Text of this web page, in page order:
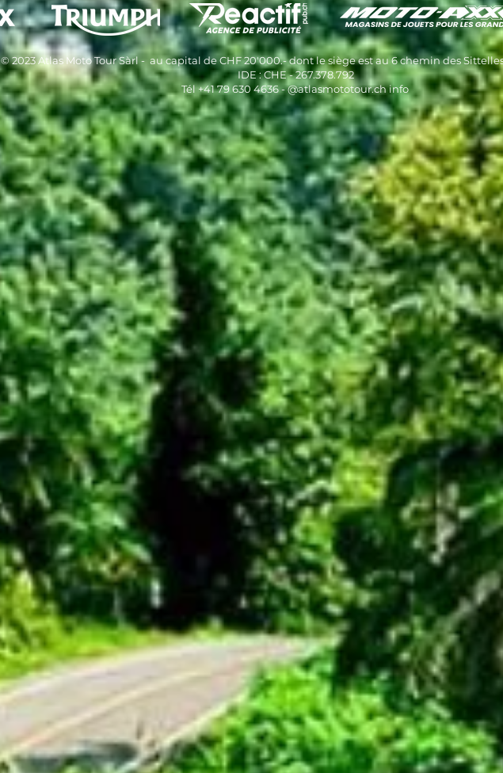
© 2023 Atlas Moto Tour Sàrl - au capital de CHF 20'000.- dont le siège est au 6 chemin des Sittelles
IDE : CHE - 267.378.792
Tél +41 79 630 4636 - @atlasmototour.ch info